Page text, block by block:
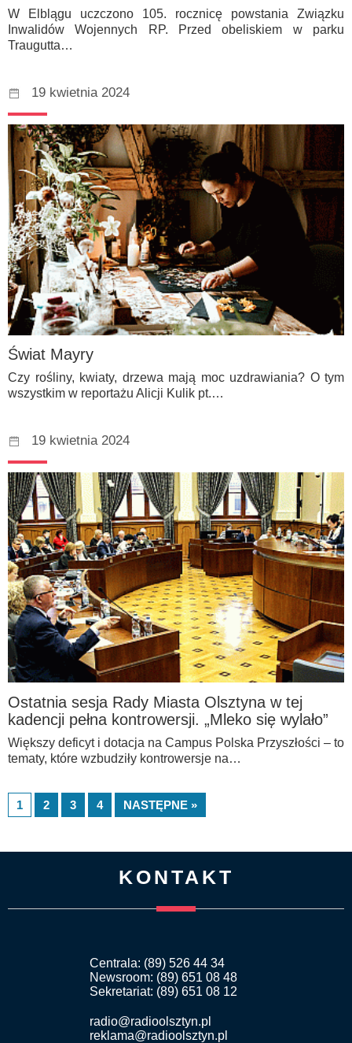
W Elblągu uczczono 105. rocznicę powstania Związku
Inwalidów Wojennych RP. Przed obeliskiem w parku
Traugutta…
19 kwietnia 2024
Świat Mayry
Czy rośliny, kwiaty, drzewa mają moc uzdrawiania? O tym
wszystkim w reportażu Alicji Kulik pt.…
19 kwietnia 2024
Ostatnia sesja Rady Miasta Olsztyna w tej
kadencji pełna kontrowersji. „Mleko się wylało”
Większy deficyt i dotacja na Campus Polska Przyszłości – to
tematy, które wzbudziły kontrowersje na…
1 2 3 4 NASTĘPNE »
KONTAKT
Centrala: (89) 526 44 34
Newsroom: (89) 651 08 48
Sekretariat: (89) 651 08 12
radio@radioolsztyn.pl
reklama@radioolsztyn.pl